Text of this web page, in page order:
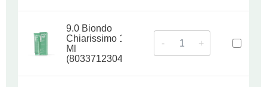
9.0 Biondo
Chiarissimo 100
Ml
(8033712304700)
- +